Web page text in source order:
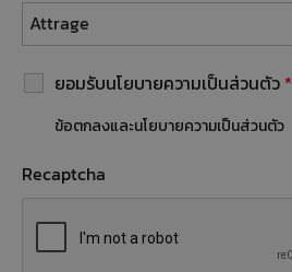
ยอมรับนโยบายความเป็นส่วนตัว *
ข้อตกลงและนโยบายความเป็นส่วนตัว
Recaptcha